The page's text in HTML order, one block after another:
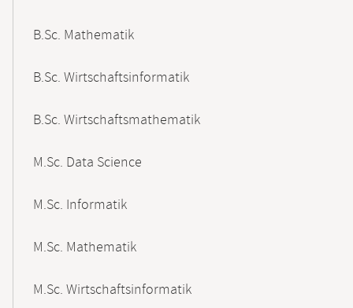
B.Sc. Mathematik
B.Sc. Wirtschaftsinformatik
B.Sc. Wirtschaftsmathematik
M.Sc. Data Science
M.Sc. Informatik
M.Sc. Mathematik
M.Sc. Wirtschaftsinformatik